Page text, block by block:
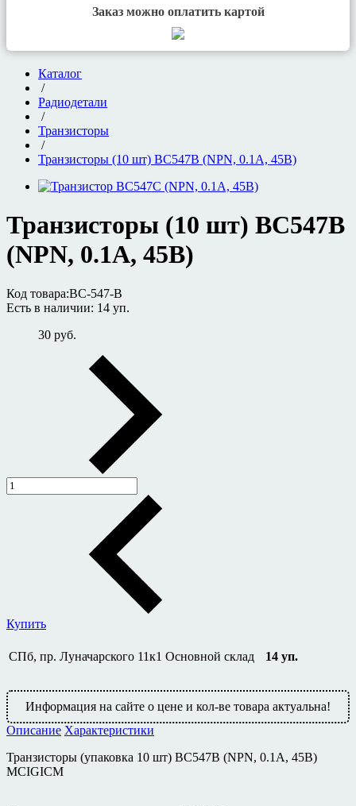
Заказ можно оплатить картой
Каталог
/
Радиодетали
/
Транзисторы
/
Транзисторы (10 шт) BC547B (NPN, 0.1А, 45В)
Транзисторы (10 шт) BC547B
(NPN, 0.1А, 45В)
Код товара:BC-547-B
Есть в наличии: 14 уп.
30 руб.
Купить
СПб, пр. Луначарского 11к1 Основной склад 14 уп.
Информация на сайте о цене и кол-ве товара актуальна!
Описание Характеристики
Транзисторы (упаковка 10 шт) BC547B (NPN, 0.1А, 45В)
MCIGICM